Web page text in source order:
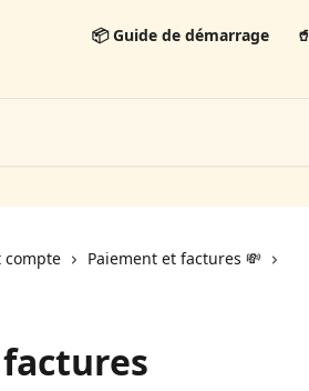
📦 Guide de démarrage
compte
Paiement et factures 💸